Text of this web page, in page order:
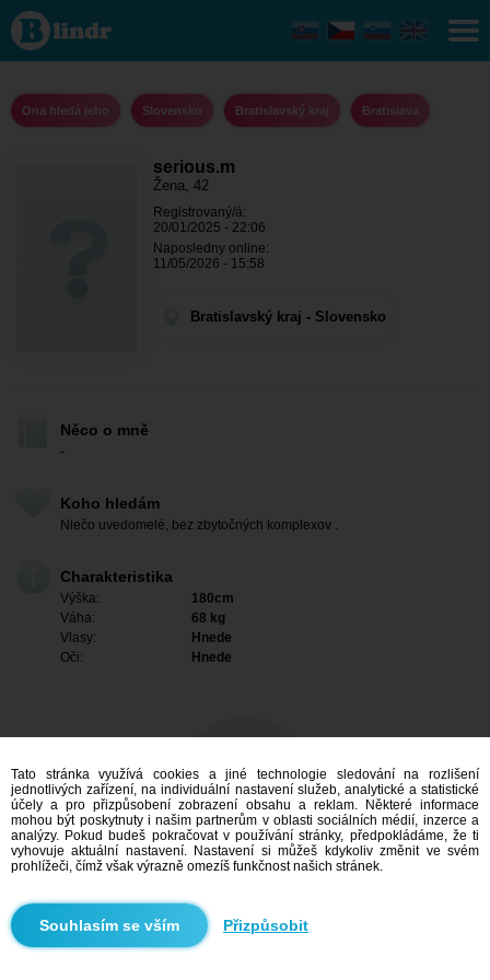
serious.m -
Ona hledá
jeho
Bratislavský
Bratislava
Ona hledá jeho Slovensko Bratislavský kraj Bratislava
serious.m
Žena, 42
Registrovaný/á:
20/01/2025 - 22:06
Naposledny online:
11/05/2026 - 15:58
Bratislavský kraj - Slovensko
Něco o mně
-
Koho hledám
Niečo uvedomelé, bez zbytočných komplexov .
Charakteristika
Výška:
180cm
Váha:
68 kg
Vlasy:
Hnede
Oči:
Hnede
Mám zájem
Vyhledávání
Tato stránka využívá cookies a jiné technologie sledování na rozlišení
jednotlivých zařízení, na individuální nastavení služeb, analytické a statistické
účely a pro přizpůsobení zobrazení obsahu a reklam. Některé informace
mohou být poskytnuty i našim partnerům v oblasti sociálních médií, inzerce a
analýzy. Pokud budeš pokračovat v používání stránky, předpokládáme, že ti
vyhovuje aktuální nastavení. Nastavení si můžeš kdykoliv změnit ve svém
prohlížeči, čímž však výrazně omezíš funkčnost našich stránek.
Přizpůsobit